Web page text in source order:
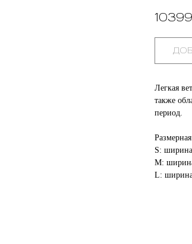
Легкая
также
период.
Размерная
S:
M:
L: ширина